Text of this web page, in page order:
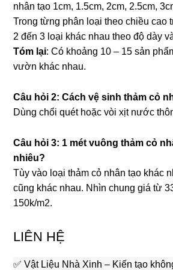
nhân tạo 1cm, 1.5cm, 2cm, 2.5cm,
Trong từng phân loại theo chiều cao
2 đến 3 loại khác nhau theo độ dày
Tóm lại: Có khoảng 10 – 15 sản
vườn khác nhau.
Câu hỏi 2: Cách vệ sinh thảm cỏ
Dùng chổi quét hoặc vòi xịt nước
Câu hỏi 3: 1 mét vuông thảm cỏ
nhiêu?
Tùy vào loại thảm cỏ nhân tạo khác
cũng khác nhau. Nhìn chung giá từ
150k/m2.
LIÊN HỆ
✅ Vật Liệu Nhà Xinh – Kiến tạo